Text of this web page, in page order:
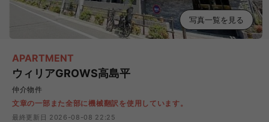
写真一覧を見る
APARTMENT
ウィリアGROWS高島平
仲介物件
文章の一部また全部に機械翻訳を使用しています。
最終更新日 2026-08-08 22:25